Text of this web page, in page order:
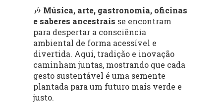
🎶 Música, arte, gastronomia, oficinas
e saberes ancestrais se encontram
para despertar a consciência
ambiental de forma acessível e
divertida. Aqui, tradição e inovação
caminham juntas, mostrando que cada
gesto sustentável é uma semente
plantada para um futuro mais verde e
justo.